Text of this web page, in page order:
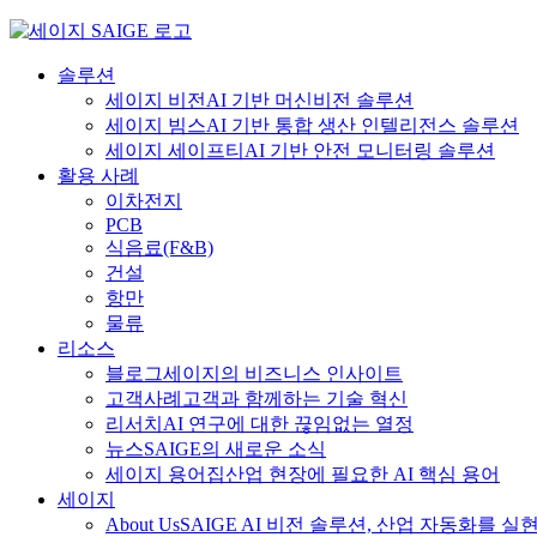
Skip
content솔루션
세이지 비전 AI 기반 머신비전 솔루션
세이지 빔스AI 기반 통합 생산 인텔리전스 솔루션
세이지 세이프티 AI 기반 안전 모니터링 솔루션
활용 사례
이차전지
PCB
식음료(F&B)
건설
항만
물류
리소스
블로그세이지의 비즈니스 인사이트
고객사례 고객과 함께하는 기술 혁신
리서치 AI 연구에 대한 끊임없는 열정
뉴스SAIGE의 새로운 소식
세이지 용어집산업 현장에 필요한 AI 핵심 용어
세이지
About UsSAIGE AI 비전 솔루션, 산업 자동화를 실